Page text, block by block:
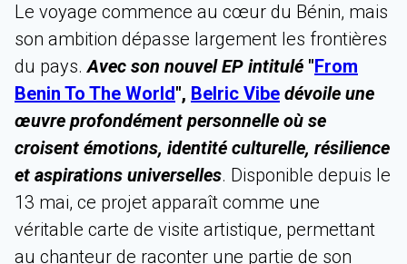
Le voyage commence au cœur du Bénin, mais
son ambition dépasse largement les frontières
du pays.Avec son nouvel EP intitulé "From
Benin To The World", Belric Vibe dévoile une
œuvre profondément personnelle où se
croisent émotions, identité culturelle, résilience
et aspirations universelles. Disponible depuis le
13 mai, ce projet apparaît comme une
véritable carte de visite artistique, permettant
au chanteur de raconter une partie de son